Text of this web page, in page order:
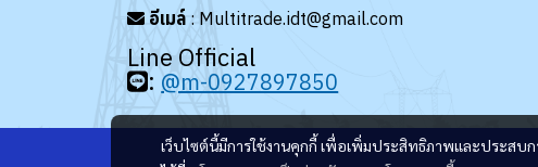
เว็บไซต์นี้มีการใช้งานคุกกี้ เพื่อเพิ่มประสิทธิภาพและประสบ
อีเมล์ : Multitrade.idt@gmail.com
Line Official
: @m-0927897850